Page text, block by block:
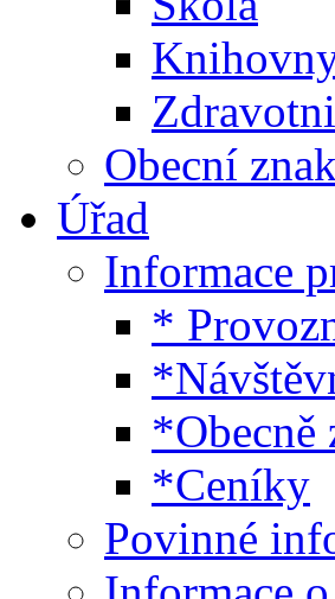
Obecní znak
Úřad
Informace
*
*Obecně
*Ceníky
Povinné